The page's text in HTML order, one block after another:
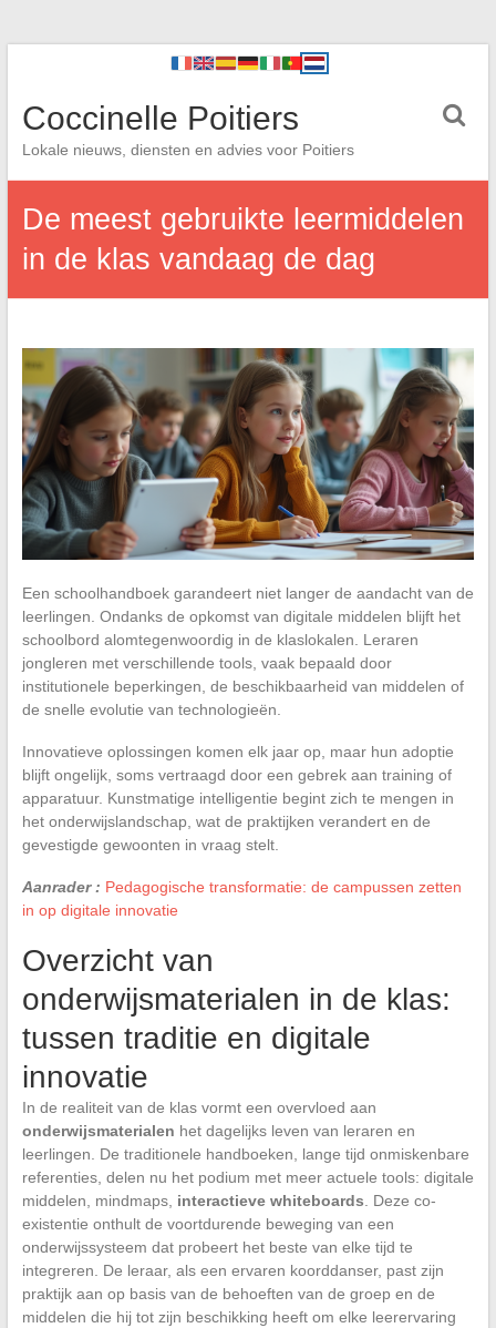
Coccinelle Poitiers
Lokale nieuws, diensten en advies voor Poitiers
De meest gebruikte leermiddelen
in de klas vandaag de dag
Een schoolhandboek garandeert niet langer de aandacht van de
leerlingen. Ondanks de opkomst van digitale middelen blijft het
schoolbord alomtegenwoordig in de klaslokalen. Leraren
jongleren met verschillende tools, vaak bepaald door
institutionele beperkingen, de beschikbaarheid van middelen of
de snelle evolutie van technologieën.
Innovatieve oplossingen komen elk jaar op, maar hun adoptie
blijft ongelijk, soms vertraagd door een gebrek aan training of
apparatuur. Kunstmatige intelligentie begint zich te mengen in
het onderwijslandschap, wat de praktijken verandert en de
gevestigde gewoonten in vraag stelt.
Aanrader : Pedagogische transformatie: de campussen zetten
in op digitale innovatie
Overzicht van
onderwijsmaterialen in de klas:
tussen traditie en digitale
innovatie
In de realiteit van de klas vormt een overvloed aan
onderwijsmaterialen het dagelijks leven van leraren en
leerlingen. De traditionele handboeken, lange tijd onmiskenbare
referenties, delen nu het podium met meer actuele tools: digitale
middelen, mindmaps, interactieve whiteboards . Deze co-
existentie onthult de voortdurende beweging van een
onderwijssysteem dat probeert het beste van elke tijd te
integreren. De leraar, als een ervaren koorddanser, past zijn
praktijk aan op basis van de behoeften van de groep en de
middelen die hij tot zijn beschikking heeft om elke leerervaring